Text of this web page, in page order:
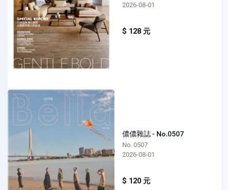
2026-08-01
$ 128 元
儂儂雜誌 - No.0507
No. 0507
2026-08-01
$ 120 元